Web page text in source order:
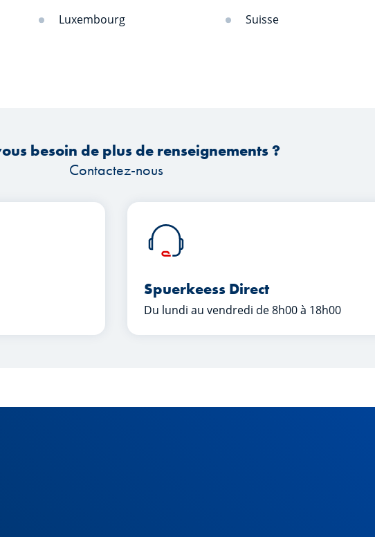
Luxembourg
Suisse
besoin de plus de renseignements ?
Contactez-nous
Spuerkeess Direct
Du lundi au vendredi de 8h00 à 18h00